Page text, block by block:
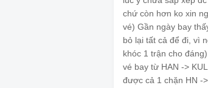
chứ còn hơn ko xin
vé) Gần ngày bay
bỏ lại tất cả để đi, vì
khóc 1 trận cho
vé bay từ HAN ->
được cả 1 chặn HN -